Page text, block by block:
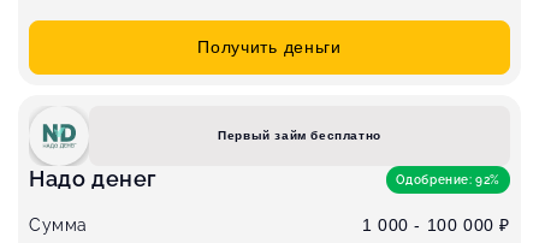
Получить деньги
Первый займ бесплатно
Надо денег Одобрение: 92%
Сумма
1 000 - 100 000 ₽